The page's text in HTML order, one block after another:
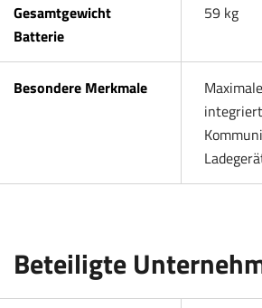
Gesamtgewicht
Batterie
59 kg
Besondere Merkmale
Beteiligte